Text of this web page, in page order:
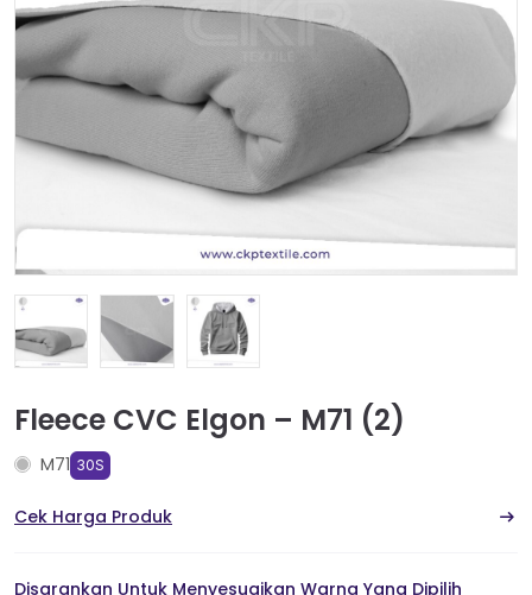
Fleece CVC Elgon – M71 (2)
M71 30S
Cek Harga Produk
Disarankan Untuk Menyesuaikan Warna Yang Dipilih